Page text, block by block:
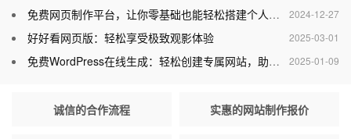
2024-12-27
免费网页制作平台，让你零基础也能轻松搭建个人网站
2025-03-01
好好看网页版：轻松享受极致观影体验
2025-01-09
免费WordPress在线生成：轻松创建专属网站，助力个人与企业腾飞
诚信的合作流程 实惠的网站制作报价